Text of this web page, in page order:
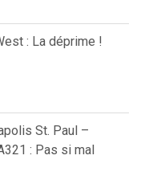
: La déprime !
St. Paul –
: Pas si mal